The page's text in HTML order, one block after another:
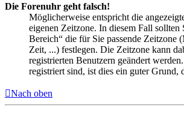
Die Forenuhr geht falsch!
Möglicherweise entspricht die
eigenen Zeitzone. In diesem Fall sollten
Bereich“ die für Sie passende Zeitzone
Zeit, ...) festlegen. Die Zeitzone kann
registrierten Benutzern geändert
registriert sind, ist dies ein guter Grund,
Nach oben